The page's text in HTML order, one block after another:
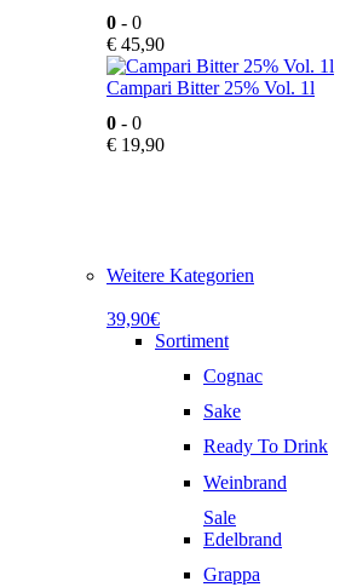
0 - 0
€ 45,90
Campari Bitter 25% Vol. 1l
0 - 0
€ 19,90
Weitere Kategorien
39,90€
Sortiment
Cognac
Sake
Ready To Drink
Weinbrand
Sale
Edelbrand
Grappa